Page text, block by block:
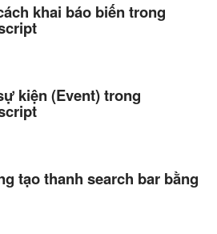
khai báo biến trong
kiện (Event) trong
tạo thanh search bar bằng